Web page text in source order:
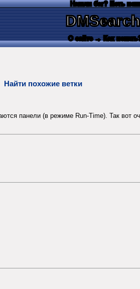
Нашли баг? Есть
DMSearch
О сайте → Как
Найти похожие ветки
панели (в режиме Run-Time). Так вот